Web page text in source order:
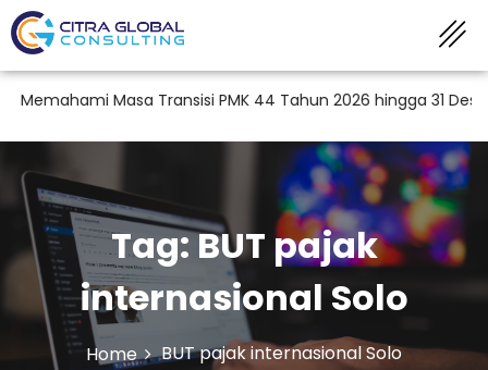
Masa Transisi PMK 44 Tahun 2026 hingga 31
Tag:BUT pajak
internasional Solo
Home BUT pajak internasional Solo